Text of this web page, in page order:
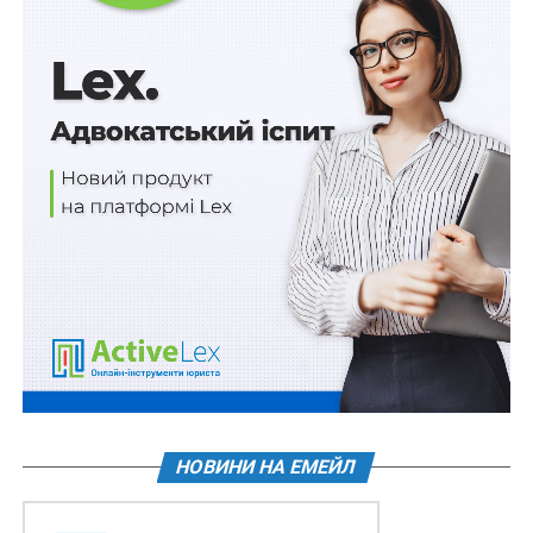
цьому про добросовісність набувача виплат у такому
випадку навряд чи можна говорити. Логічним
наслідком відмови від наукового ступеня, на думку
доповідача, мав би бути позов прокурора про
повернення безпідставно набутого майна. Але таких
випадків чомусь немає. «Чому після публічного
повідомлення про відмову від ступеня прокурори не
вживають заходів прокурорського реагуван- ня?», —
Окремо порушувалася проблема втрати наукою
самостійної інтелектуальної ролі. Парадокс сучасної
ситуації полягає в тому, що правові доктрини формує
вже не наука, а судова практика — наука ж
Як приклад Василь Крат навів конструкції
фраудаторних правочинів і заборони суперечливої
поведінки.
НОВИНИ НА ЕМЕЙЛ